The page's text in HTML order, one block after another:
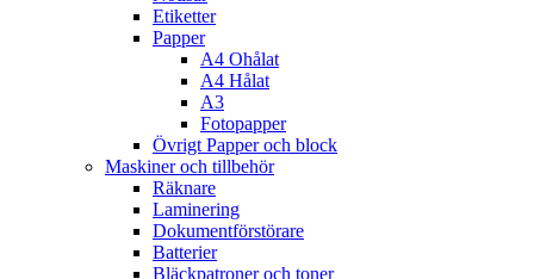
Etiketter
Papper
A4 Ohålat
A4 Hålat
A3
Fotopapper
Övrigt Papper och block
Maskiner och tillbehör
Räknare
Laminering
Dokumentförstörare
Batterier
Bläckpatroner och toner